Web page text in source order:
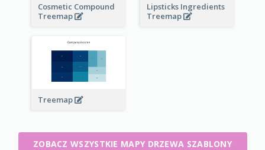
Cosmetic Compound
Treemap
Lipsticks Ingredients
Treemap
Treemap
ZOBACZ WSZYSTKIE MAPY DRZEWA SZABLONY